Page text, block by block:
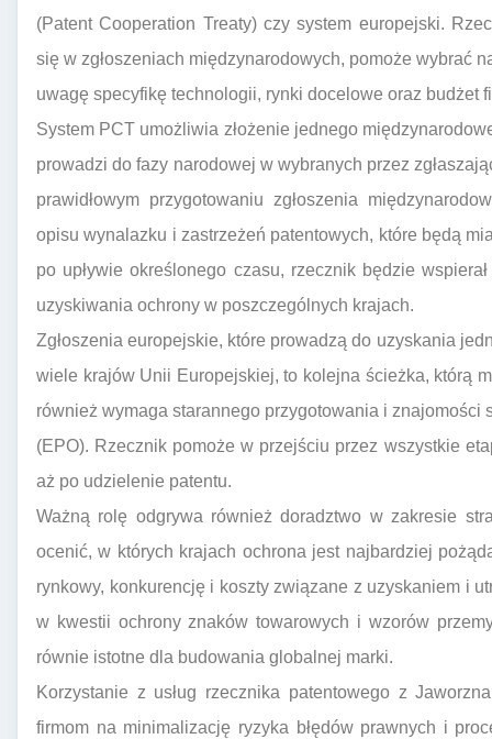
(Patent Cooperation Treaty) czy system europejski.
się w zgłoszeniach międzynarodowych, pomoże wybrać
uwagę specyfikę technologii, rynki docelowe oraz budżet
System PCT umożliwia złożenie jednego
prowadzi do fazy narodowej w wybranych przez
prawidłowym przygotowaniu zgłoszenia
opisu wynalazku i zastrzeżeń patentowych, które będą
po upływie określonego czasu, rzecznik będzie
uzyskiwania ochrony w poszczególnych krajach.
Zgłoszenia europejskie, które prowadzą do uzyskania
wiele krajów Unii Europejskiej, to kolejna ścieżka, którą
również wymaga starannego przygotowania i
(EPO). Rzecznik pomoże w przejściu przez wszystkie
aż po udzielenie patentu.
Ważną rolę odgrywa również doradztwo w zakresie
ocenić, w których krajach ochrona jest najbardziej
rynkowy, konkurencję i koszty związane z uzyskaniem i
w kwestii ochrony znaków towarowych i wzorów
równie istotne dla budowania globalnej marki.
Korzystanie z usług rzecznika patentowego z
firmom na minimalizację ryzyka błędów prawnych i